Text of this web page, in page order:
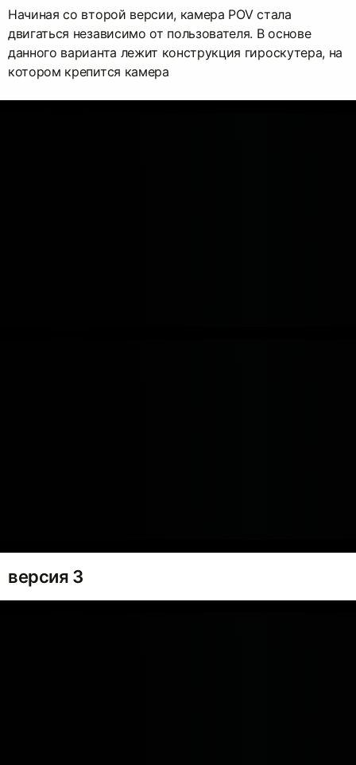
Начиная со второй версии, камера POV стала
двигаться независимо от пользователя. В основе
данного варианта лежит конструкция гироскутера, на
котором крепится камера
версия 3